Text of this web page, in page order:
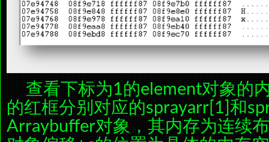
查看下标为1的element对象的
的红框分别对应的sprayarr[1]和
Arraybuffer对象，其内存为连续